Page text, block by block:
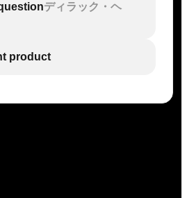
ディラック・ヘ
product